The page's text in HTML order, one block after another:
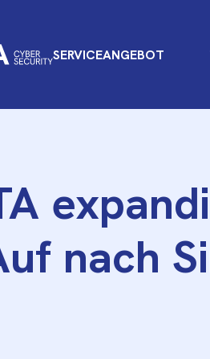
SERVICEANGEBOT
nach